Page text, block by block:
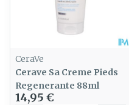
CeraVe
Cerave Sa Creme Pieds
Regenerante 88ml
14,95 €